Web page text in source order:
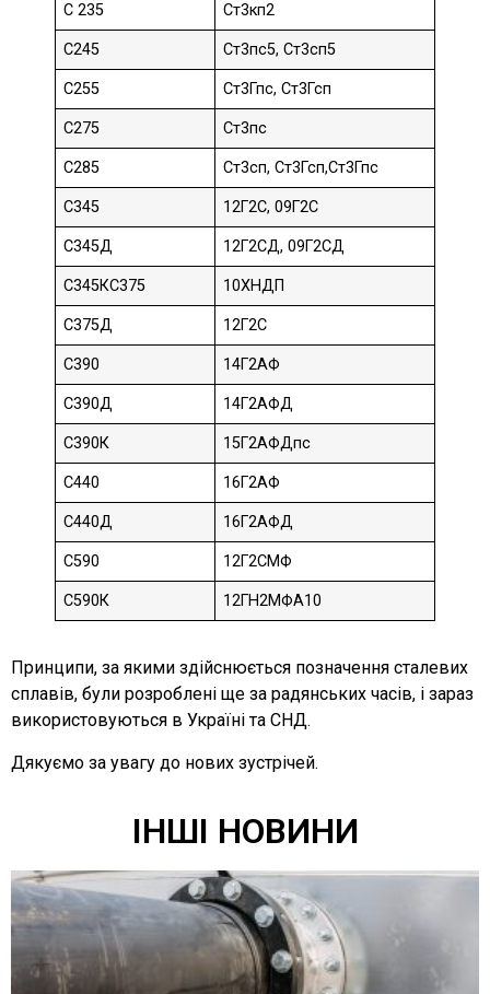
С 235 Ст3кп2
С245 Ст3пс5, Ст3сп5
С255 Ст3Гпс, Ст3Гсп
С275 Ст3пс
С285 Ст3сп, Ст3Гсп,Ст3Гпс
С345 12Г2С, 09Г2С
С345Д 12Г2СД, 09Г2СД
С345КС375 10ХНДП
С375Д 12Г2С
С390 14Г2АФ
С390Д 14Г2АФД
С390К 15Г2АФДпс
С440 16Г2АФ
С440Д 16Г2АФД
С590 12Г2СМФ
С590К 12ГН2МФА10
Принципи, за якими здійснюється позначення сталевих
сплавів, були розроблені ще за радянських часів, і зараз
використовуються в Україні та СНД.
Дякуємо за увагу до нових зустрічей.
ІНШІ НОВИНИ